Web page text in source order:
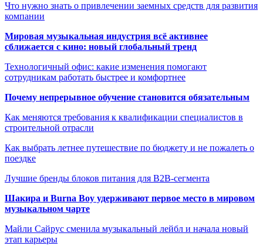
Что нужно знать о привлечении заемных средств для развития
компании
Мировая музыкальная индустрия всё активнее
сближается с кино: новый глобальный тренд
Технологичный офис: какие изменения помогают
сотрудникам работать быстрее и комфортнее
Почему непрерывное обучение становится обязательным
Как меняются требования к квалификации специалистов в
строительной отрасли
Как выбрать летнее путешествие по бюджету и не пожалеть о
поездке
Лучшие бренды блоков питания для B2B-сегмента
Шакира и Burna Boy удерживают первое место в мировом
музыкальном чарте
Майли Сайрус сменила музыкальный лейбл и начала новый
этап карьеры